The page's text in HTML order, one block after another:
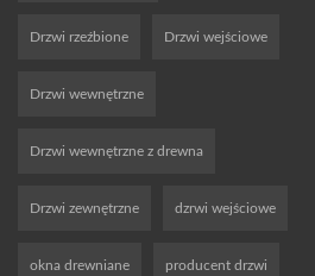
Drzwi rzeźbione Drzwi wejściowe
Drzwi wewnętrzne
Drzwi wewnętrzne z drewna
Drzwi zewnętrzne dzrwi wejściowe
okna drewniane producent drzwi